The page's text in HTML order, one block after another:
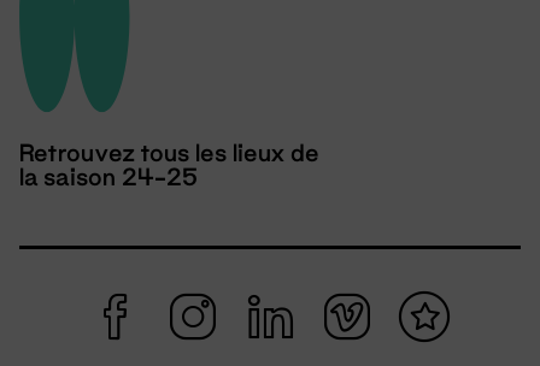
Retrouvez tous les lieux de
la saison 24-25